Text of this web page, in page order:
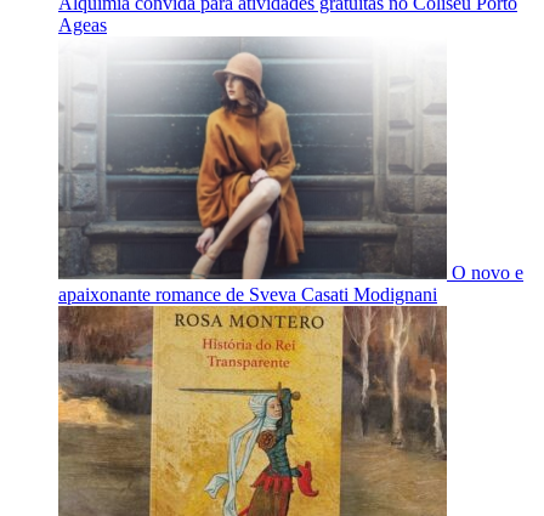
Ageas
O novo e
apaixonante romance de Sveva Casati Modignani